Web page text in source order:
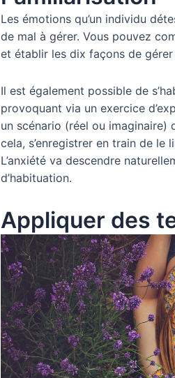
Les émotions qu’un individu
de mal à gérer. Vous pouvez
et établir les dix façons de
Il est également possible de
provoquant via un exercice
un scénario (réel ou imaginaire)
cela, s’enregistrer en train de
L’anxiété va descendre
d’habituation.
Appliquer des